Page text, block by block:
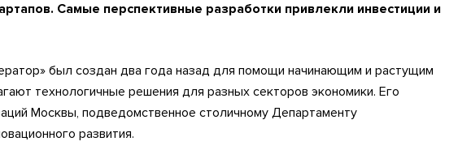
Самые перспективные разработки привлекли инвестиции и
был создан два года назад для помощи начинающим и растущим
технологичные решения для разных секторов экономики. Его
Москвы, подведомственное столичному Департаменту
развития.